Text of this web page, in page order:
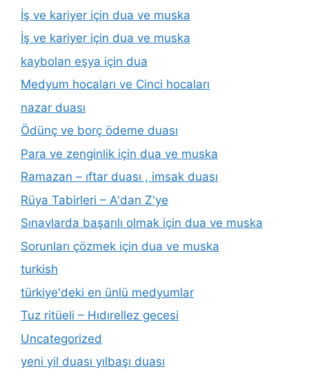
İş ve kariyer için dua ve muska
İş ve kariyer için dua ve muska
kaybolan eşya için dua
Medyum hocaları ve Cinci hocaları
nazar duası
Ödünç ve borç ödeme duası
Para ve zenginlik için dua ve muska
Ramazan – ıftar duası , imsak duası
Rüya Tabirleri – A'dan Z'ye
Sınavlarda başarılı olmak için dua ve muska
Sorunları çözmek için dua ve muska
turkish
türkiye'deki en ünlü medyumlar
Tuz ritüeli – Hıdırellez gecesi
Uncategorized
yeni yil duası yılbaşı duası